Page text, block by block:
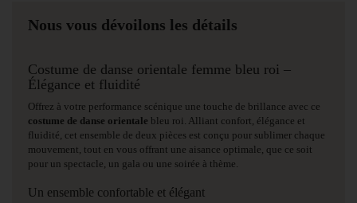
Nous vous dévoilons les détails
Costume de danse orientale femme bleu roi –
Élégance et fluidité
Offrez à votre performance scénique une touche de brillance avec ce
costume de danse orientale bleu roi. Alliant confort, élégance et
fluidité, cet ensemble de deux pièces est conçu pour sublimer chaque
mouvement, tout en vous offrant une aisance optimale, que ce soit
pour un spectacle, un gala ou une soirée à thème.
Un ensemble confortable et élégant